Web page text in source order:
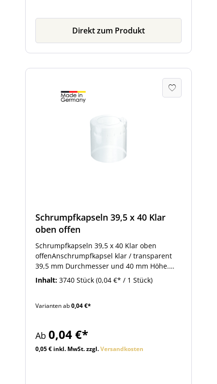
Direkt zum Produkt
Schrumpfkapseln 39,5 x 40 Klar
oben offen
Schrumpfkapseln 39,5 x 40 Klar oben
offenAnschrumpfkapsel klar / transparent
39,5 mm Durchmesser und 40 mm Höhe.
Diese Schrumpfkapsel passt zur
Apothekerflasche SAPO005 mit
im Artikelzubehör. So bringen Sie
auflegen. Anschließend erhitzen Sie die
Kapsel mit Hilfe eines starken Heißluftföns
Inhalt: 3740 Stück (0,04 €* / 1 Stück)
Varianten ab0,04 €*
Ab 0,04 €*
0,05 € inkl. MwSt. zzgl.Versandkosten